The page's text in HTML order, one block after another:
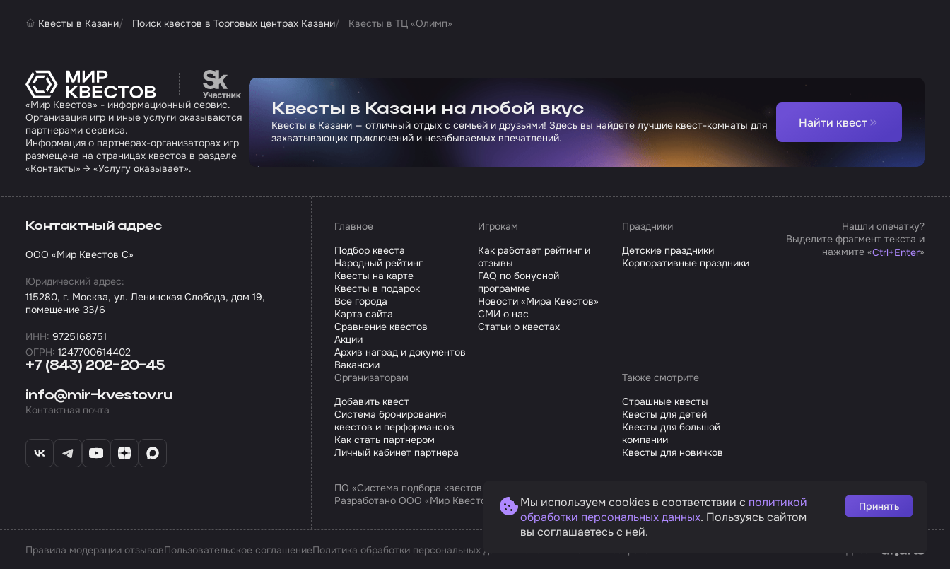
Квесты в Казани Поиск квестов в Торговых центрах Казани Квесты в ТЦ «Олимп»
Перейти на сайт партнера Сколково
«Мир Квестов» - информационный сервис.
Организация игр и иные услуги оказываются
партнерами сервиса.
Информация о партнерах-организаторах игр
размещена на страницах квестов в разделе
«Контакты» → «Услугу оказывает».
Квесты в Казани на любой вкус
Квесты в Казани — отличный отдых с семьей и друзьями! Здесь вы найдете лучшие квест-комнаты для
захватывающих приключений и незабываемых впечатлений.
Найти квест
+7 (843) 202-20-45
info@mir-kvestov.ru
Контактная почта
Контактный адрес
ООО «Мир Квестов С»
Юридический адрес:
115280, г. Москва, ул. Ленинская Слобода, дом 19,
помещение 33/6
ИНН: 9725168751
ОГРН: 1247700614402
Главное
Подбор квеста
Народный рейтинг
Квесты на карте
Квесты в подарок
Все города
Карта сайта
Сравнение квестов
Акции
Архив наград и документов
Вакансии
Игрокам
Как работает рейтинг и
отзывы
FAQ по бонусной
программе
Новости «Мира Квестов»
СМИ о нас
Статьи о квестах
Праздники
Детские праздники
Корпоративные праздники
Организаторам
Добавить квест
Система бронирования
квестов и перформансов
Как стать партнером
Личный кабинет партнера
Также смотрите
Страшные квесты
Квесты для детей
Квесты для большой
компании
Квесты для новичков
Нашли опечатку?
Выделите фрагмент текста и
нажмите «Ctrl+Enter»
ПО «Система подбора квестов»
Разработано ООО «Мир Квестов С», ИНН 9725168751
Правила модерации отзывовПользовательское соглашениеПолитика обработки персональных данных
Мы используем cookies в соответствии с политикой
обработки персональных данных. Пользуясь сайтом
вы соглашаетесь с ней.
Принять